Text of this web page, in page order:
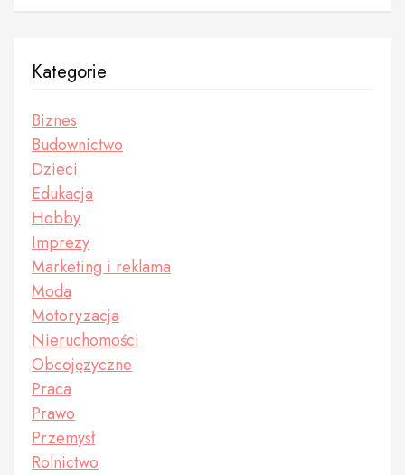
Kategorie
Biznes
Budownictwo
Dzieci
Edukacja
Hobby
Imprezy
Marketing i reklama
Moda
Motoryzacja
Nieruchomości
Obcojęzyczne
Praca
Prawo
Przemysł
Rolnictwo